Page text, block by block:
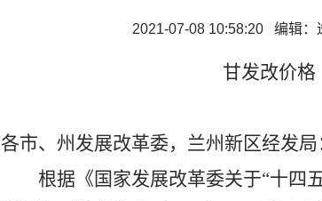
2021-07-08 10:58:20 编辑：
甘发改价格
各市、州发展改革委，兰州新区经发局
根据《国家发展改革委关于“十四